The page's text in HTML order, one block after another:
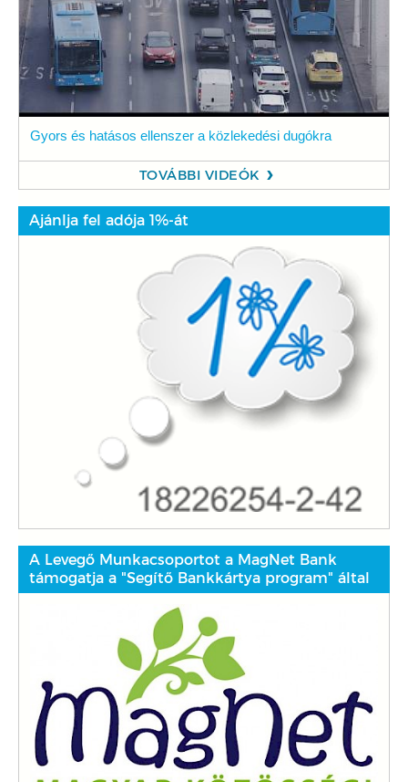
Gyors és hatásos ellenszer a közlekedési dugókra
TOVÁBBI VIDEÓK
Ajánlja fel adója 1%-át
A Levegő Munkacsoportot a MagNet Bank
támogatja a "Segítő Bankkártya program" által